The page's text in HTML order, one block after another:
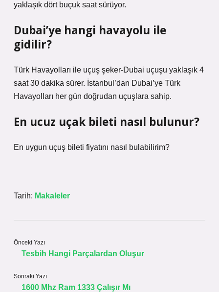
yaklaşık dört buçuk saat sürüyor.
Dubai’ye hangi havayolu ile
gidilir?
Türk Havayolları ile uçuş şeker-Dubai uçuşu yaklaşık 4
saat 30 dakika sürer. İstanbul’dan Dubai’ye Türk
Havayolları her gün doğrudan uçuşlara sahip.
En ucuz uçak bileti nasıl bulunur?
En uygun uçuş bileti fiyatını nasıl bulabilirim?
Tarih: Makaleler
Önceki Yazı
Tesbih Hangi Parçalardan Oluşur
Sonraki Yazı
1600 Mhz Ram 1333 Çalışır Mı